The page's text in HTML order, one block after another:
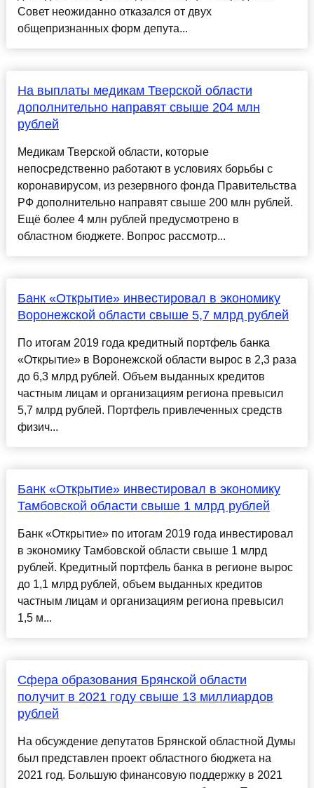
Совет неожиданно отказался от двух
общепризнанных форм депута...
На выплаты медикам Тверской области
дополнительно направят свыше 204 млн
рублей
Медикам Тверской области, которые
непосредственно работают в условиях борьбы с
коронавирусом, из резервного фонда Правительства
РФ дополнительно направят свыше 200 млн рублей.
Ещё более 4 млн рублей предусмотрено в
областном бюджете. Вопрос рассмотр...
Банк «Открытие» инвестировал в экономику
Воронежской области свыше 5,7 млрд рублей
По итогам 2019 года кредитный портфель банка
«Открытие» в Воронежской области вырос в 2,3 раза
до 6,3 млрд рублей. Объем выданных кредитов
частным лицам и организациям региона превысил
5,7 млрд рублей. Портфель привлеченных средств
физич...
Банк «Открытие» инвестировал в экономику
Тамбовской области свыше 1 млрд рублей
Банк «Открытие» по итогам 2019 года инвестировал
в экономику Тамбовской области свыше 1 млрд
рублей. Кредитный портфель банка в регионе вырос
до 1,1 млрд рублей, объем выданных кредитов
частным лицам и организациям региона превысил
1,5 м...
Сфера образования Брянской области
получит в 2021 году свыше 13 миллиардов
рублей
На обсуждение депутатов Брянской областной Думы
был представлен проект областного бюджета на
2021 год. Большую финансовую поддержку в 2021